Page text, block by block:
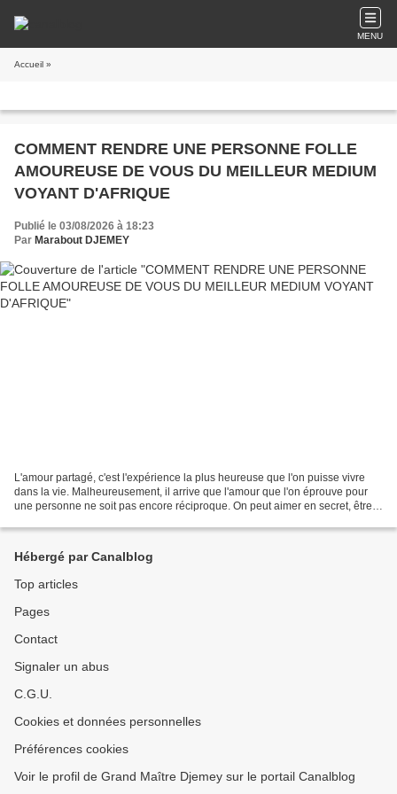
MENU
Accueil »
COMMENT RENDRE UNE PERSONNE FOLLE
AMOUREUSE DE VOUS DU MEILLEUR MEDIUM
VOYANT D'AFRIQUE
Publié le 03/08/2026 à 18:23
Par Marabout DJEMEY
L'amour partagé, c'est l'expérience la plus heureuse que l'on puisse vivre
dans la vie. Malheureusement, il arrive que l'amour que l'on éprouve pour
une personne ne soit pas encore réciproque. On peut aimer en secret, être
Hébergé par Canalblog
Top articles
Pages
Contact
Signaler un abus
C.G.U.
Cookies et données personnelles
Préférences cookies
Voir le profil de Grand Maître Djemey sur le portail Canalblog